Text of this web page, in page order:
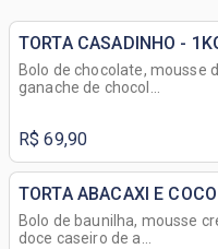
TORTA CASADINHO -
Bolo de chocolate, mousse
ganache de chocol...
R$ 69,90
TORTA ABACAXI E
Bolo de baunilha, mousse
doce caseiro de a...